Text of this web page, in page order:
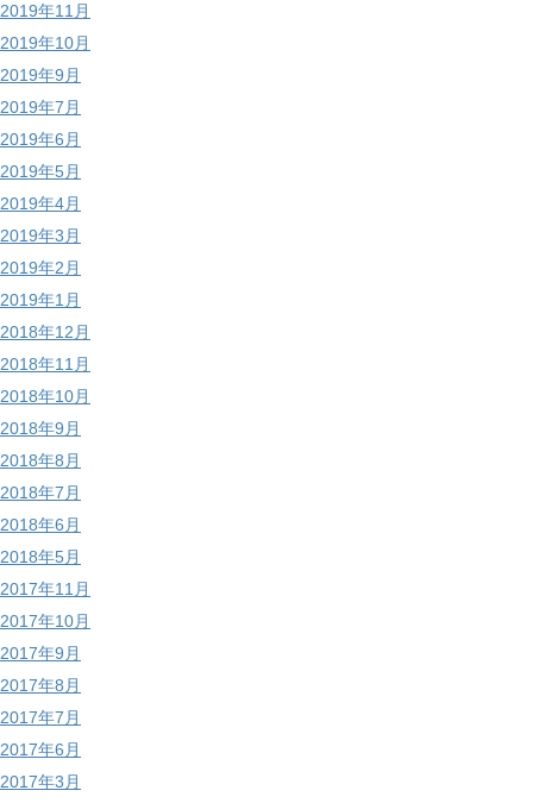
2019年11月
2019年10月
2019年9月
2019年7月
2019年6月
2019年5月
2019年4月
2019年3月
2019年2月
2019年1月
2018年12月
2018年11月
2018年10月
2018年9月
2018年8月
2018年7月
2018年6月
2018年5月
2017年11月
2017年10月
2017年9月
2017年8月
2017年7月
2017年6月
2017年3月